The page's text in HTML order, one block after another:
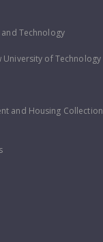
Technology
University of Technology
and Housing Collection